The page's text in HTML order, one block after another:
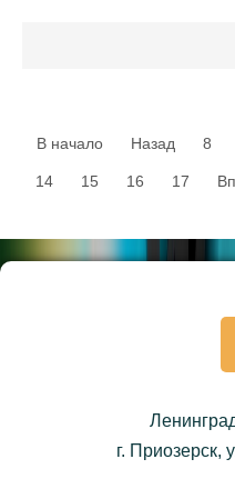
В начало Назад 8
14 15 16 17
г. Приозерск,